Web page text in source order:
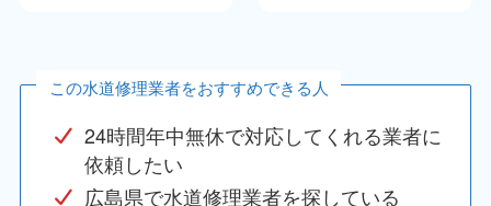
この水道修理業者をおすすめできる人
24時間年中無休で対応してくれる業者に
依頼したい
広島県で水道修理業者を探している